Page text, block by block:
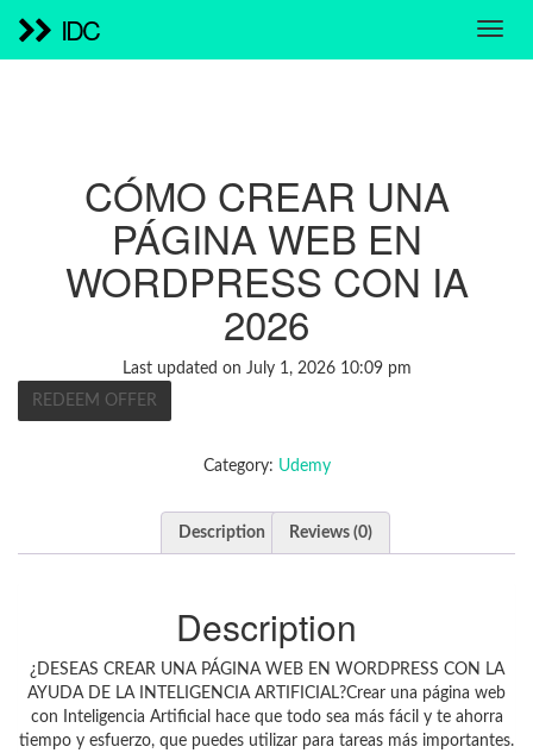
IDC
CÓMO CREAR UNA
PÁGINA WEB EN
WORDPRESS CON IA
2026
Last updated on July 1, 2026 10:09 pm
REDEEM OFFER
Category: Udemy
Description Reviews (0)
Description
¿DESEAS CREAR UNA PÁGINA WEB EN WORDPRESS CON LA
AYUDA DE LA INTELIGENCIA ARTIFICIAL?Crear una página web
con Inteligencia Artificial hace que todo sea más fácil y te ahorra
tiempo y esfuerzo, que puedes utilizar para tareas más importantes.